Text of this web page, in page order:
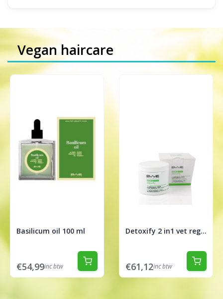
Vegan haircare
Basilicum oil 100 ml
€54,99inc btw
Detoxify 2 in1 vet regulerende treatment 200ml
€61,12inc btw